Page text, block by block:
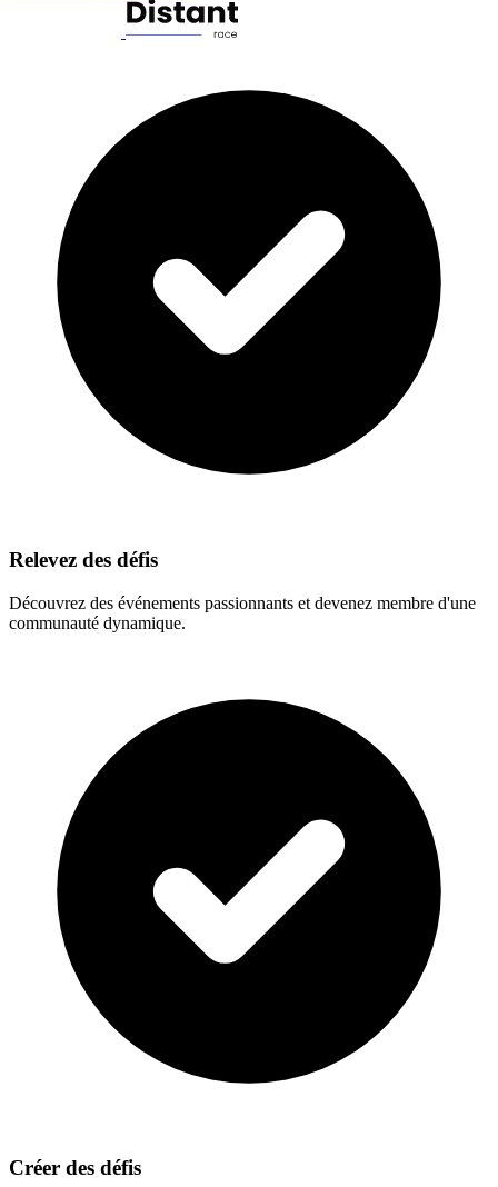
Relevez des défis
Découvrez des événements passionnants et devenez membre d'une
communauté dynamique.
Créer des défis